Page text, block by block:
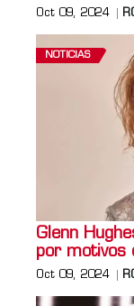
Oct 09, 2024
NOTICIAS
Glenn
por motivos
Oct 09, 2024